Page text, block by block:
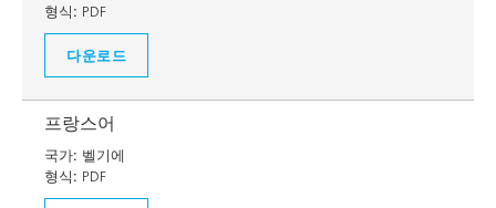
형식: PDF
다운로드
프랑스어
국가: 벨기에
형식: PDF